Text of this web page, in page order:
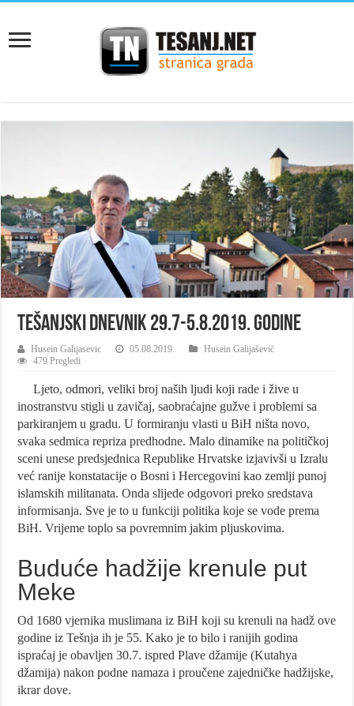
Tešanjski dnevnik 29.7-5.8.2019. godine
Husein Galijasevic 05.08.2019.
Husein Galijašević
479 Pregledi
Ljeto, odmori, veliki broj naših ljudi koji rade i žive u
inostranstvu stigli u zavičaj, saobraćajne gužve i problemi sa
parkiranjem u gradu. U formiranju vlasti u BiH ništa novo,
svaka sedmica repriza predhodne. Malo dinamike na političkoj
sceni unese predsjednica Republike Hrvatske izjavivši u Izralu
već ranije konstatacije o Bosni i Hercegovini kao zemlji punoj
islamskih militanata. Onda slijede odgovori preko sredstava
informisanja. Sve je to u funkciji politika koje se vode prema
BiH. Vrijeme toplo sa povremnim jakim pljuskovima.
Buduće hadžije krenule put
Meke
Od 1680 vjernika muslimana iz BiH koji su krenuli na hadž ove
godine iz Tešnja ih je 55. Kako je to bilo i ranijih godina
ispraćaj je obavljen 30.7. ispred Plave džamije (Kutahya
džamija) nakon podne namaza i proučene zajedničke hadžijske,
ikrar dove.